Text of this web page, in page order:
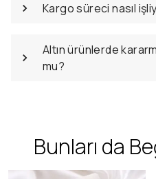
Kargo süreci nasıl
Altın ürünlerde
mu?
Bunları da